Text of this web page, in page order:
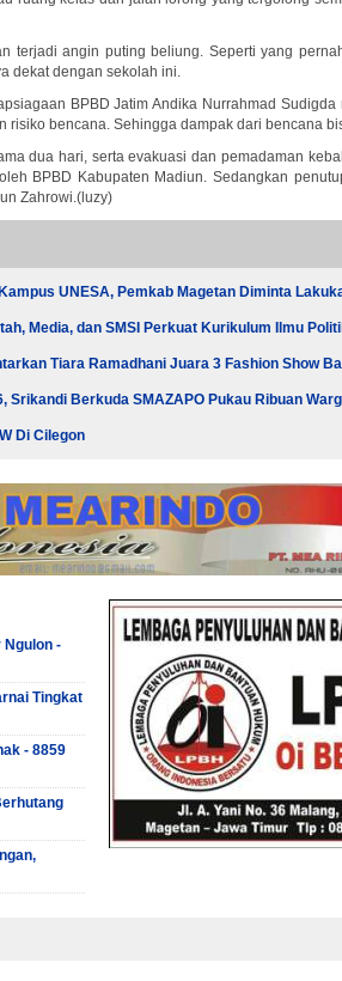
terjadi angin puting beliung. Seperti yang
dekat dengan sekolah ini.
BPBD Jatim Andika Nurrahmad Sudigda
risiko bencana. Sehingga dampak dari bencana
dua hari, serta evakuasi dan pemadaman
BPBD Kabupaten Madiun. Sedangkan
Zahrowi.(luzy)
UNESA, Pemkab Magetan Diminta
Media, dan SMSI Perkuat Kurikulum Ilmu
Tiara Ramadhani Juara 3 Fashion Show
Srikandi Berkuda SMAZAPO Pukau Ribuan
Di Cilegon
Ngulon -
Tingkat
- 8859
Picsart_23-04-